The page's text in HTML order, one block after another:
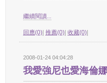
繼續閱讀...
回應(0)| 推薦(0)| 收藏(0)|
2008-01-24 04:04:28
我愛強尼也愛海倫娜